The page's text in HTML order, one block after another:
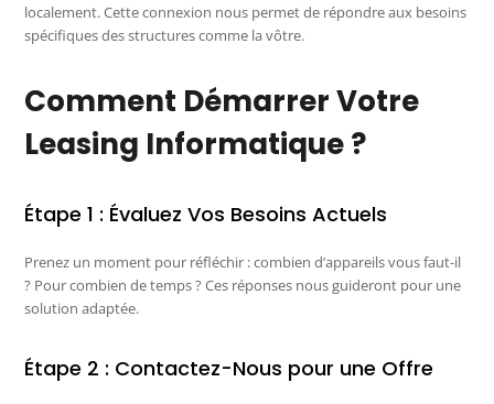
localement. Cette connexion nous permet de répondre aux besoins
spécifiques des structures comme la vôtre.
Comment Démarrer Votre
Leasing Informatique ?
Étape 1 : Évaluez Vos Besoins Actuels
Prenez un moment pour réfléchir : combien d’appareils vous faut-il
? Pour combien de temps ? Ces réponses nous guideront pour une
solution adaptée.
Étape 2 : Contactez-Nous pour une Offre